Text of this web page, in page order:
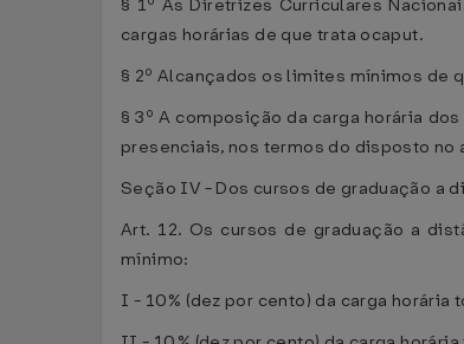
§ 1º As Diretrizes Curriculares
cargas horárias de que trata ocaput.
§ 2º Alcançados os limites mínimos de
§ 3º A composição da carga horária
presenciais, nos termos do disposto no
Seção IV - Dos cursos de graduação a
Art. 12. Os cursos de graduação a
mínimo:
I - 10% (dez por cento) da carga